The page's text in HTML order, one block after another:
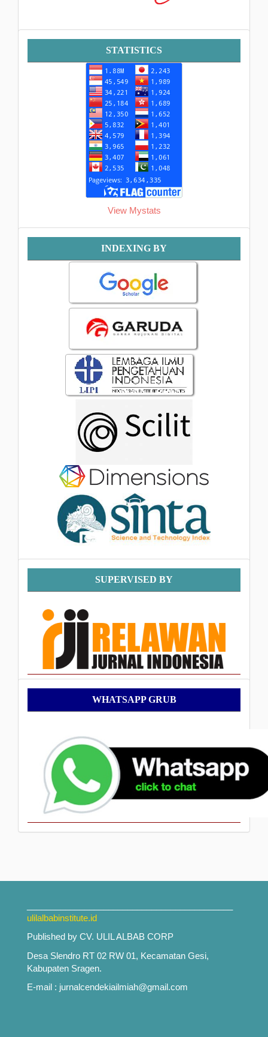
Statistik STATISTICS
View Mystats
Indexing INDEXING BY
Supervised
By
SUPERVISED BY
WhatsApp
Grub
WHATSAPP GRUB
ulilalbabinstitute.id
Published by CV. ULIL ALBAB CORP
Desa Slendro RT 02 RW 01, Kecamatan Gesi,
Kabupaten Sragen.
E-mail : jurnalcendekiailmiah@gmail.com